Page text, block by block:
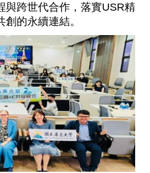
與跨世代合作，落實USR精
的永續連結。